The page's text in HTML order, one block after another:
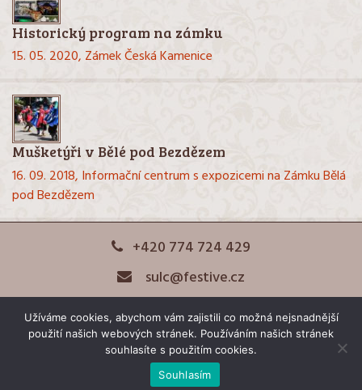
Historický program na zámku
15. 05. 2020, Zámek Česká Kamenice
Mušketýři v Bělé pod Bezdězem
16. 09. 2018, Informační centrum s expozicemi na Zámku Bělá
pod Bezdězem
+420 774 724 429
sulc@festive.cz
Festive
Ohňostroje na míru
© 2026 Agentura a sdružení Festive
Užíváme cookies, abychom vám zajistili co možná nejsnadnější
použití našich webových stránek. Používáním našich stránek
souhlasíte s použitím cookies.
Souhlasím